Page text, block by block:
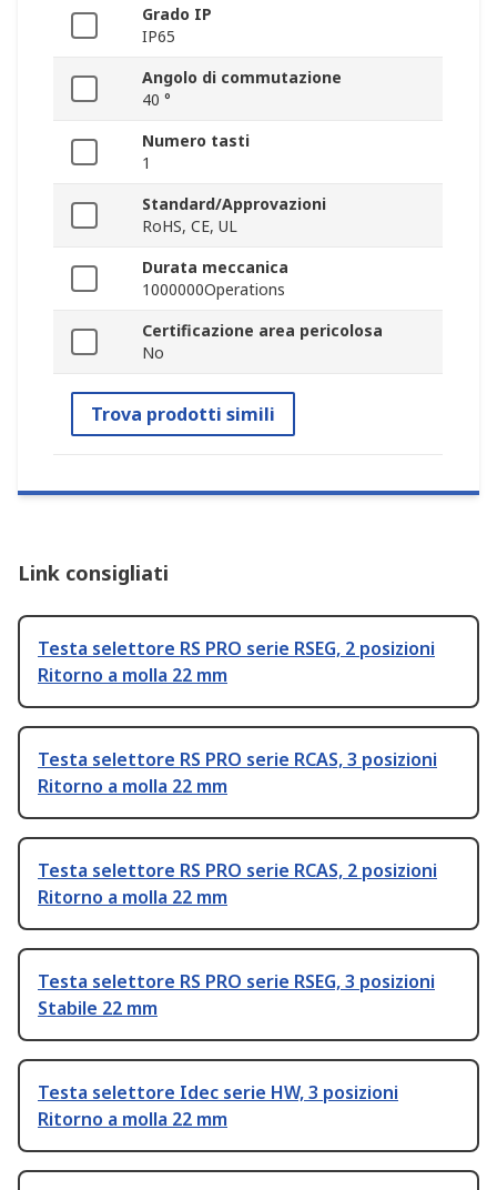
Grado IP
IP65
Angolo di commutazione
40 °
Numero tasti
1
Standard/Approvazioni
RoHS, CE, UL
Durata meccanica
1000000Operations
Certificazione area pericolosa
No
Trova prodotti simili
Link consigliati
Testa selettore RS PRO serie RSEG, 2 posizioni
Ritorno a molla 22 mm
Testa selettore RS PRO serie RCAS, 3 posizioni
Ritorno a molla 22 mm
Testa selettore RS PRO serie RCAS, 2 posizioni
Ritorno a molla 22 mm
Testa selettore RS PRO serie RSEG, 3 posizioni
Stabile 22 mm
Testa selettore Idec serie HW, 3 posizioni
Ritorno a molla 22 mm